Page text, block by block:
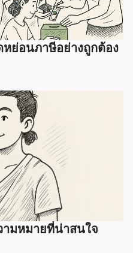
ย่อนภาษีอย่างถูกต้อง
มหมายที่น่าสนใจ